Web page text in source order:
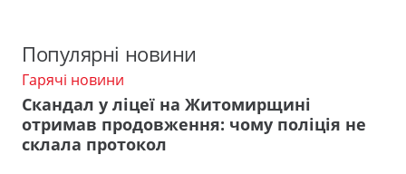
Популярні новини
Гарячі новини
Скандал у ліцеї на Житомирщині
отримав продовження: чому поліція не
склала протокол